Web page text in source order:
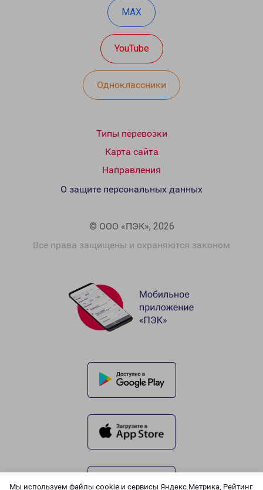
Мы используем файлы cookie и сервисы Яндекс.Метрика, Рейтинг
MAX
YouTube
Одноклассники
Типы перевозки
Карта сайта
Направления
© ООО «ПЭК», 2026
Все права защищены и охраняются законом
О защите персональных данных